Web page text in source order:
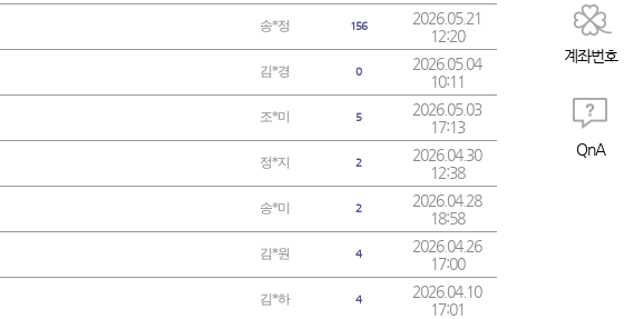
송*정 156
2026.05.21
12:20
김*경 0
2026.05.04
10:11
조*미 5
2026.05.03
17:13
정*지 2
2026.04.30
12:38
송*미 2
2026.04.28
18:58
김*원 4
2026.04.26
17:00
김*하 4
2026.04.10
17:01
계좌번호
QnA